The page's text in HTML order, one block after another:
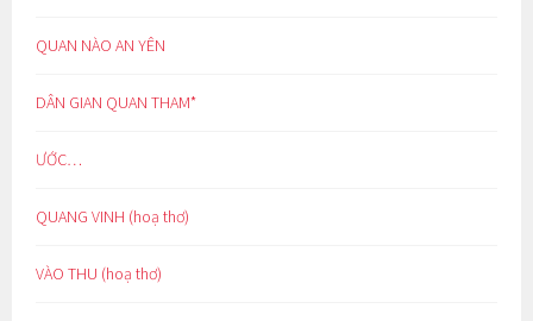
QUAN NÀO AN YÊN
DÂN GIAN QUAN THAM*
ƯỚC…
QUANG VINH (hoạ thơ)
VÀO THU (hoạ thơ)